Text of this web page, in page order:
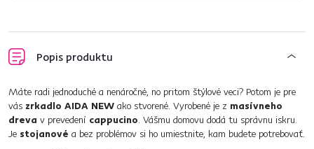
Popis produktu
Máte radi jednoduché a nenáročné, no pritom štýlové veci? Potom je pre
vás zrkadlo AIDA NEW ako stvorené. Vyrobené je z masívneho
dreva v prevedení cappucino. Vášmu domovu dodá tu správnu iskru.
Je stojanové a bez problémov si ho umiestnite, kam budete potrebovať.